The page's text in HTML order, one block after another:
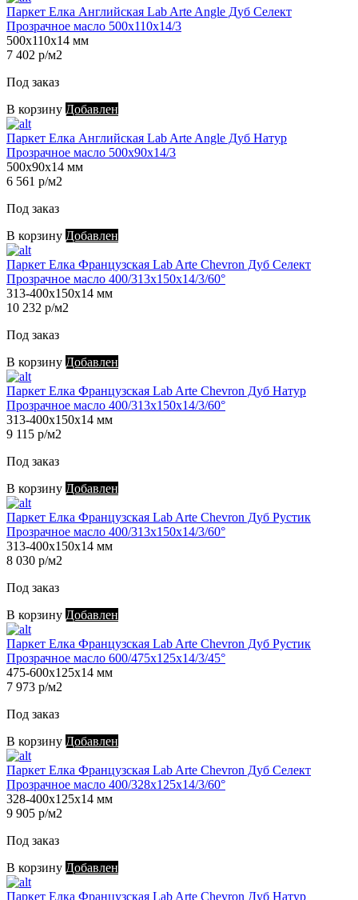
Паркет Елка Английская Lab Arte Angle Дуб Селект
Прозрачное масло 500х110х14/3
500х110х14 мм
7 402 р/м2
Под заказ
В корзину Добавлен
Паркет Елка Английская Lab Arte Angle Дуб Натур
Прозрачное масло 500х90х14/3
500х90х14 мм
6 561 р/м2
Под заказ
В корзину Добавлен
Паркет Елка Французская Lab Arte Chevron Дуб Селект
Прозрачное масло 400/313х150х14/3/60°
313-400х150х14 мм
10 232 р/м2
Под заказ
В корзину Добавлен
Паркет Елка Французская Lab Arte Chevron Дуб Натур
Прозрачное масло 400/313х150х14/3/60°
313-400х150х14 мм
9 115 р/м2
Под заказ
В корзину Добавлен
Паркет Елка Французская Lab Arte Chevron Дуб Рустик
Прозрачное масло 400/313х150х14/3/60°
313-400х150х14 мм
8 030 р/м2
Под заказ
В корзину Добавлен
Паркет Елка Французская Lab Arte Chevron Дуб Рустик
Прозрачное масло 600/475х125х14/3/45°
475-600х125х14 мм
7 973 р/м2
Под заказ
В корзину Добавлен
Паркет Елка Французская Lab Arte Chevron Дуб Селект
Прозрачное масло 400/328х125х14/3/60°
328-400х125х14 мм
9 905 р/м2
Под заказ
В корзину Добавлен
Паркет Елка Французская Lab Arte Chevron Дуб Натур